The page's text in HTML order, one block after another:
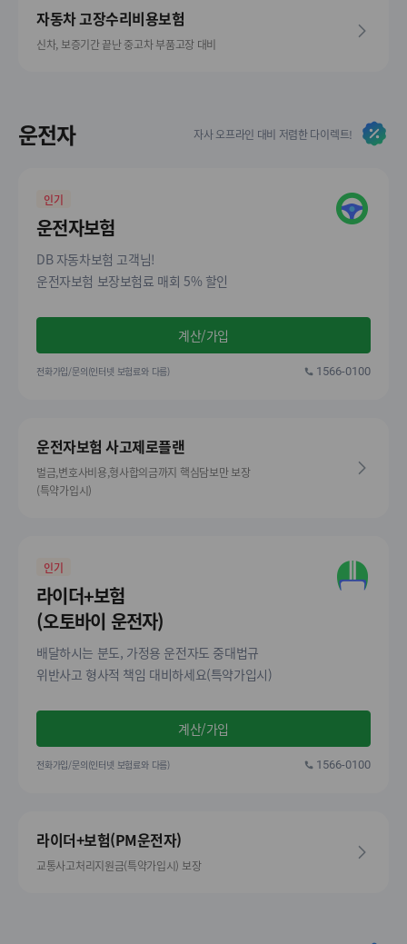
자동차 고장수리비용보험
신차, 보증기간 끝난 중고차 부품고장 대비
운전자 자사 오프라인 대비 저렴한 다이렉트!
인기
운전자보험
DB 자동차보험 고객님!
운전자보험 보장보험료 매회 5% 할인
계산/가입
전화가입/문의(인터넷 보험료와 다름) 1566-0100
운전자보험 사고제로플랜
벌금,변호사비용,형사합의금까지 핵심담보만 보장
(특약가입시)
인기
라이더+보험
(오토바이 운전자)
배달하시는 분도, 가정용 운전자도 중대법규
위반사고 형사적 책임 대비하세요(특약가입시)
계산/가입
전화가입/문의(인터넷 보험료와 다름) 1566-0100
라이더+보험(PM운전자)
교통사고처리지원금(특약가입시) 보장